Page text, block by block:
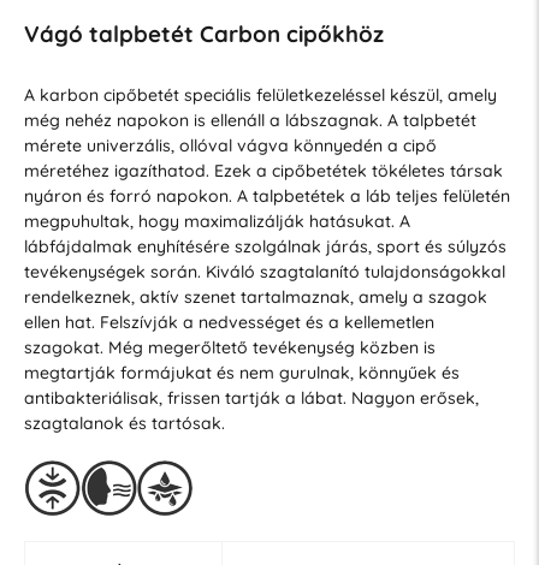
Vágó talpbetét Carbon cipőkhöz
A karbon cipőbetét speciális felületkezeléssel készül, amely
még nehéz napokon is ellenáll a lábszagnak. A talpbetét
mérete univerzális, ollóval vágva könnyedén a cipő
méretéhez igazíthatod. Ezek a cipőbetétek tökéletes társak
nyáron és forró napokon. A talpbetétek a láb teljes felületén
megpuhultak, hogy maximalizálják hatásukat. A
lábfájdalmak enyhítésére szolgálnak járás, sport és súlyzós
tevékenységek során. Kiváló szagtalanító tulajdonságokkal
rendelkeznek, aktív szenet tartalmaznak, amely a szagok
ellen hat. Felszívják a nedvességet és a kellemetlen
szagokat. Még megerőltető tevékenység közben is
megtartják formájukat és nem gurulnak, könnyűek és
antibakteriálisak, frissen tartják a lábat. Nagyon erősek,
szagtalanok és tartósak.